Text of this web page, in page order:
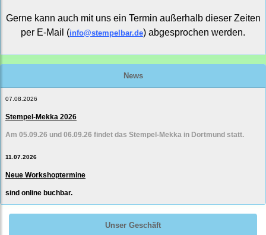
Gerne kann auch mit uns ein Termin außerhalb dieser Zeiten
per E-Mail (info@stempelbar.de) abgesprochen werden.
News
07.08.2026
Stempel-Mekka 2026
Am 05.09.26 und 06.09.26 findet das Stempel-Mekka in Dortmund statt.
11.07.2026
Neue Workshoptermine
sind online buchbar.
Unser Geschäft